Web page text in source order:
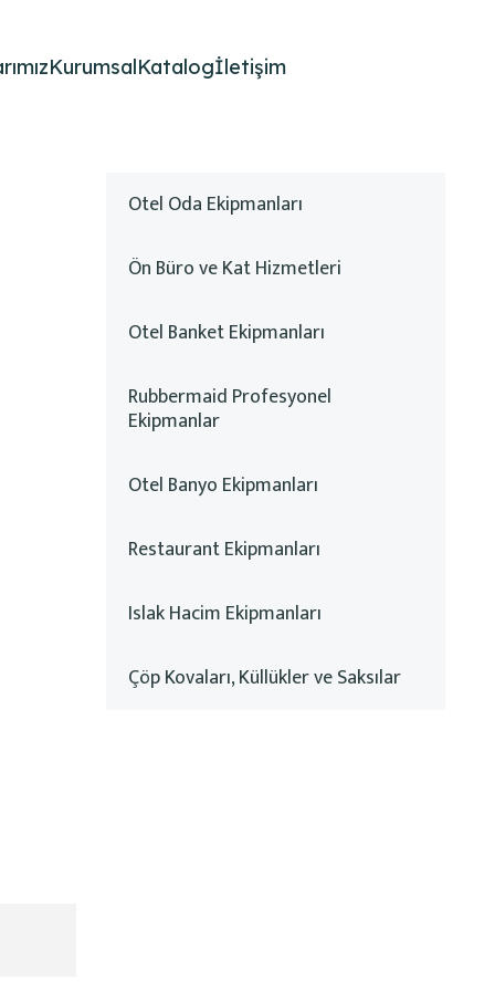
KurumsalKatalogİletişim
Otel Oda Ekipmanları
Ön Büro ve Kat Hizmetleri
Otel Banket Ekipmanları
Rubbermaid Profesyonel
Ekipmanlar
Otel Banyo Ekipmanları
Restaurant Ekipmanları
Islak Hacim Ekipmanları
Çöp Kovaları, Küllükler ve Saksılar